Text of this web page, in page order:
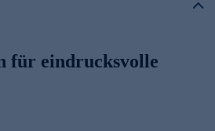
eine hohe Leuchtkraft der Farben.
Finish. Der zusätzlich eingearbeitete
und einen bezaubernden
für eindrucksvolle